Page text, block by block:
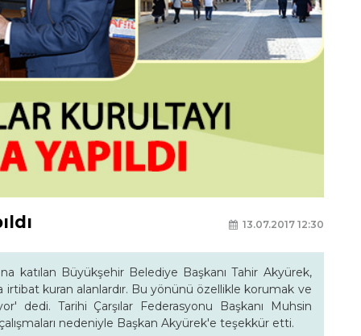
13.07.2017 12:30
katılan Büyükşehir Belediye Başkanı Tahir Akyürek,
irtibat kuran alanlardır. Bu yönünü özellikle korumak ve
dedi. Tarihi Çarşılar Federasyonu Başkanı Muhsin
nedeniyle Başkan Akyürek'e teşekkür etti.